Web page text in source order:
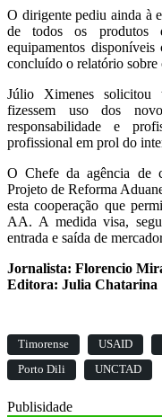
O dirigente pediu ainda à
de todos os produtos
equipamentos
concluído o relatório
Júlio Ximenes solicitou
fizessem uso dos
responsabilidade e
profissional em prol do
O Chefe da agência de
Projeto de Reforma
esta cooperação que
AA. A medida visa,
entrada e saída de
Jornalista: Florencio
Editora: Julia Chatarina
Timorense USAID
Porto Dili
UNCTAD
Publisidade